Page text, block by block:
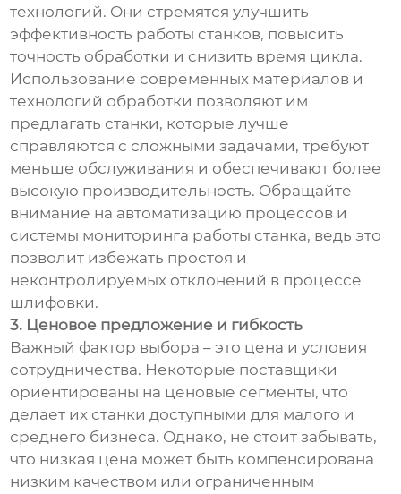
технологий. Они стремятся улучшить
эффективность работы станков, повысить
точность обработки и снизить время цикла.
Использование современных материалов и
технологий обработки позволяют им
предлагать станки, которые лучше
справляются с сложными задачами, требуют
меньше обслуживания и обеспечивают более
высокую производительность. Обращайте
внимание на автоматизацию процессов и
системы мониторинга работы станка, ведь это
позволит избежать простоя и
неконтролируемых отклонений в процессе
шлифовки.
3. Ценовое предложение и гибкость
Важный фактор выбора – это цена и условия
сотрудничества. Некоторые поставщики
ориентированы на ценовые сегменты, что
делает их станки доступными для малого и
среднего бизнеса. Однако, не стоит забывать,
что низкая цена может быть компенсирована
низким качеством или ограниченным